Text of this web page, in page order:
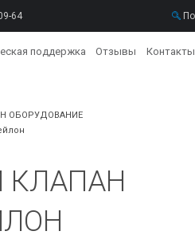
64
поддержка Отзывы Контакты
ОБОРУДОВАНИЕ
КЛАПАН